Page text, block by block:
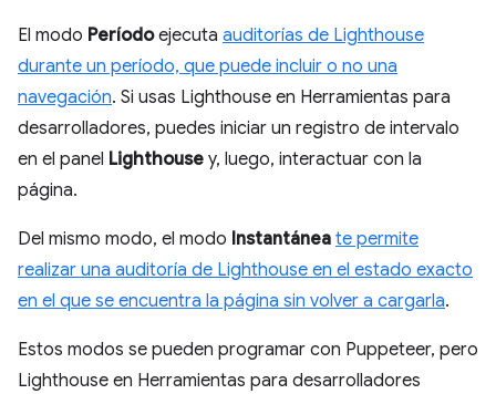
El modo Períodoejecuta auditorías de Lighthouse
durante un período, que puede incluir o no una
navegación. Si usas Lighthouse en Herramientas para
desarrolladores, puedes iniciar un registro de intervalo
en el panel Lighthouse y, luego, interactuar con la
página.
Del mismo modo, el modo Instantánea te permite
realizar una auditoría de Lighthouse en el estado exacto
en el que se encuentra la página sin volver a cargarla.
Estos modos se pueden programar con Puppeteer, pero
Lighthouse en Herramientas para desarrolladores